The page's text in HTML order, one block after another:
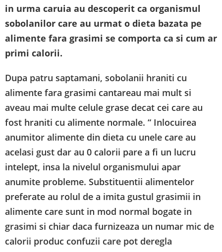
in urma caruia au descoperit ca organismul
sobolanilor care au urmat o dieta bazata pe
alimente fara grasimi se comporta ca si cum ar
primi calorii.
Dupa patru saptamani, sobolanii hraniti cu
alimente fara grasimi cantareau mai mult si
aveau mai multe celule grase decat cei care au
fost hraniti cu alimente normale. “ Inlocuirea
anumitor alimente din dieta cu unele care au
acelasi gust dar au 0 calorii pare a fi un lucru
intelept, insa la nivelul organismului apar
anumite probleme. Substituentii alimentelor
preferate au rolul de a imita gustul grasimii in
alimente care sunt in mod normal bogate in
grasimi si chiar daca furnizeaza un numar mic de
calorii produc confuzii care pot deregla